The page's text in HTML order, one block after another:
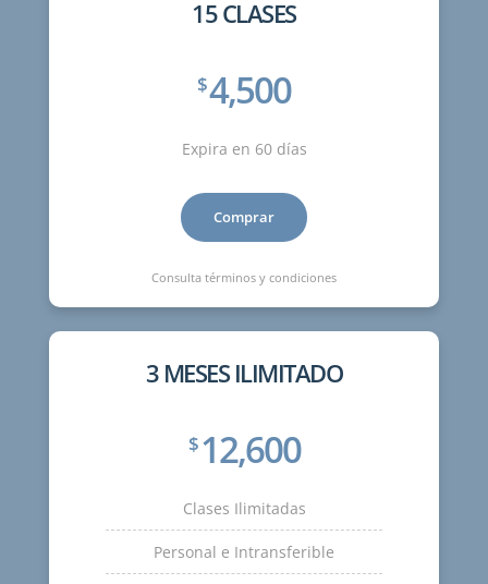
15 CLASES
$4,500
Expira en 60 días
Comprar
Consulta términos y condiciones
3 MESES ILIMITADO
$ 12,600
Clases Ilimitadas
Personal e Intransferible